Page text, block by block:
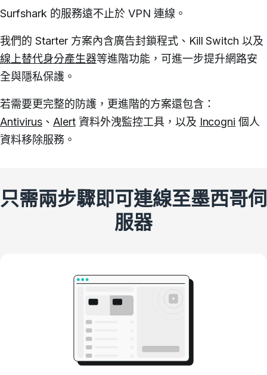
Surfshark 的服務遠不止於 VPN 連線。
我們的 Starter 方案內含廣告封鎖程式、Kill Switch 以及
線上替代身分產生器等進階功能，可進一步提升網路安
全與隱私保護。
若需要更完整的防護，更進階的方案還包含：
Antivirus、 Alert資料外洩監控工具，以及 Incogni 個人
資料移除服務。
只需兩步驟即可連線至墨西哥伺
服器